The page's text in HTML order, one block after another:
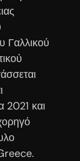
Γαλλικού
και